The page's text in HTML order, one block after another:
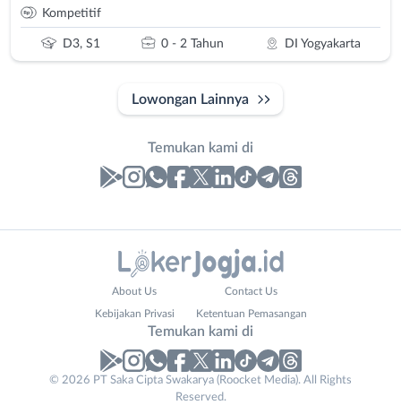
Kompetitif
D3, S1 0 - 2 Tahun DI Yogyakarta
Lowongan Lainnya
Temukan kami di
No. Telp /
About Us Contact Us
Kebijakan Privasi Ketentuan Pemasangan
Temukan kami di
© 2026 PT Saka Cipta Swakarya (Roocket Media). All Rights
Reserved.